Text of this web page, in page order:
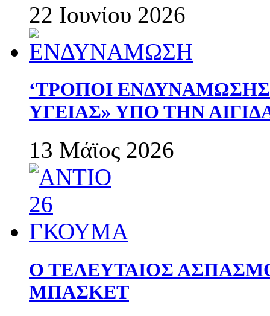
22 Ιουνίου 2026
‘ΤΡΟΠΟΙ
ΥΓΕΙΑΣ» ΥΠΟ ΤΗΝ
13 Μάϊος 2026
Ο ΤΕΛΕΥΤΑΙΟΣ
ΜΠΑΣΚΕΤ